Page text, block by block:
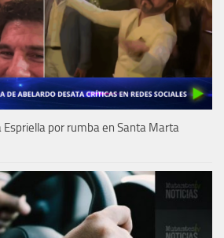
Espriella por rumba en Santa Marta